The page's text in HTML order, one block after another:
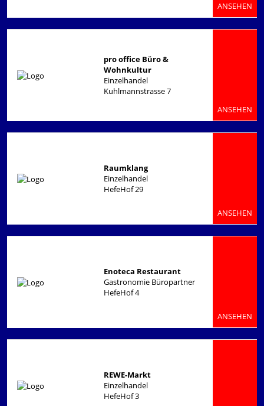
ANSEHEN
pro office Büro &
Wohnkultur
Einzelhandel
Kuhlmannstrasse 7
ANSEHEN
Raumklang
Einzelhandel
HefeHof 29
ANSEHEN
Enoteca Restaurant
Gastronomie Büropartner
HefeHof 4
ANSEHEN
REWE-Markt
Einzelhandel
HefeHof 3